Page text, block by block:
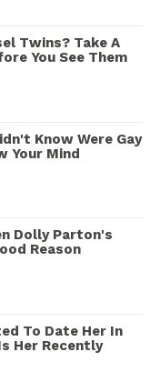
Twins? Take A
You See Them
Know Were Gay
Your Mind
Dolly Parton's
Reason
To Date Her In
Her Recently